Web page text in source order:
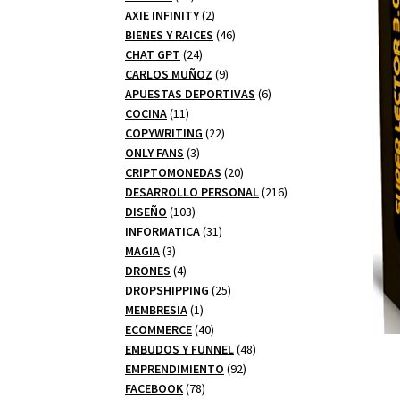
productos
AXIE INFINITY 22
productos
BIENES Y RAICES 4646
CHAT GPT 2424
productos
CARLOS MUÑOZ 99
productos
APUESTAS DEPORTIVAS 66
COCINA 1111
productos
COPYWRITING 2222
ONLY FANS 33
productos
CRIPTOMONEDAS 2020
productos
DESARROLLO PERSONAL 216216
DISEÑO 103103
productos
INFORMATICA 3131
MAGIA 33
productos
DRONES 44
productos
DROPSHIPPING 2525
MEMBRESIA 11
producto
ECOMMERCE 4040
productos
EMBUDOS Y FUNNEL 4848
EMPRENDIMIENTO 9292
FACEBOOK 7878